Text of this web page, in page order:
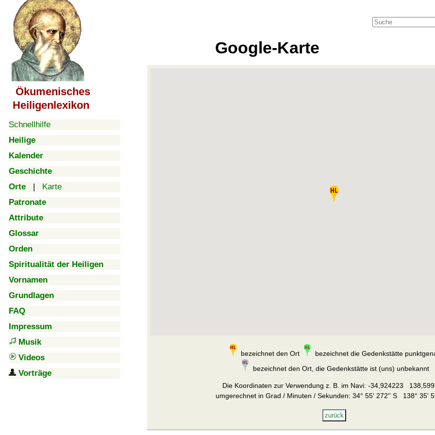
Ökumenisches
Heiligenlexikon
Schnellhilfe
Heilige
Kalender
Geschichte
Orte | Karte
Patronate
Attribute
Glossar
Orden
Spiritualität der Heiligen
Vornamen
Grundlagen
FAQ
Impressum
Musik
Videos
Vorträge
Google-Karte
bezeichnet den Ort
bezeichnet die Gedenkstätte
bezeichnet den Ort, die Gedenkstätte ist (uns) unbekannt
Die Koordinaten zur Verwendung z. B. im Navi: -34,924223
umgerechnet in Grad / Minuten / Sekunden: 34° 55' 272'' S 138° 35'